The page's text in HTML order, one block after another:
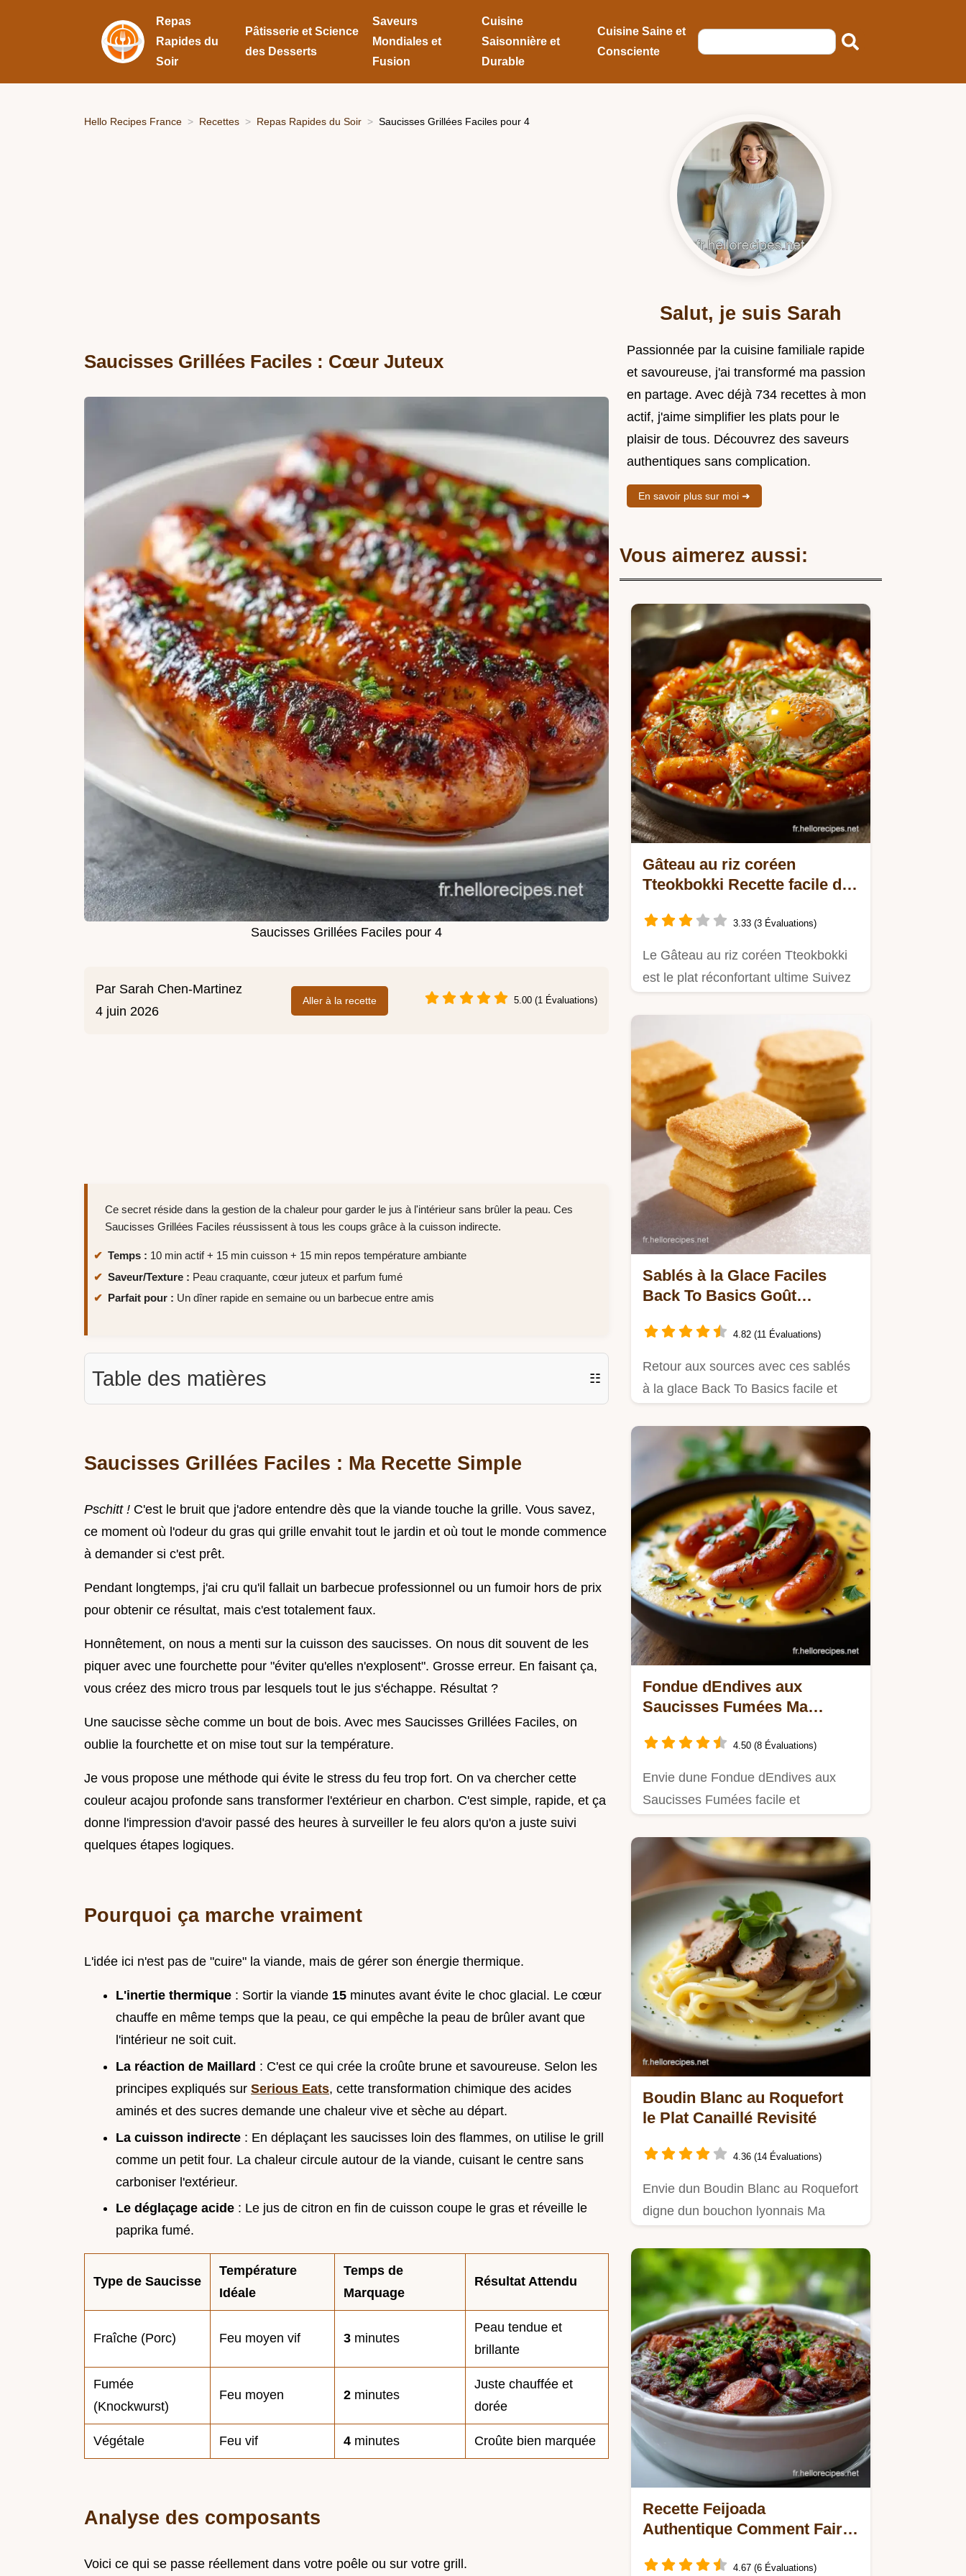
Repas
Rapides du
Soir
Pâtisserie et Science
des Desserts
Saveurs
Mondiales et
Fusion
Cuisine
Saisonnière et
Durable
Cuisine Saine et
Consciente
Hello Recipes France Recettes Repas Rapides du Soir Saucisses Grillées Faciles pour 4
Saucisses Grillées Faciles : Cœur Juteux
Saucisses Grillées Faciles pour 4
Par Sarah Chen-Martinez
4 juin 2026
Aller à la recette 5.00 (1 Évaluations)
Ce secret réside dans la gestion de la chaleur pour garder le jus à l'intérieur sans brûler la peau. Ces
Saucisses Grillées Faciles réussissent à tous les coups grâce à la cuisson indirecte.
Temps : 10 min actif + 15 min cuisson + 15 min repos température ambiante
Saveur/Texture : Peau craquante, cœur juteux et parfum fumé
Parfait pour : Un dîner rapide en semaine ou un barbecue entre amis
Table des matières ☷
Saucisses Grillées Faciles : Ma Recette Simple
Pschitt ! C'est le bruit que j'adore entendre dès que la viande touche la grille. Vous savez,
ce moment où l'odeur du gras qui grille envahit tout le jardin et où tout le monde commence
à demander si c'est prêt.
Pendant longtemps, j'ai cru qu'il fallait un barbecue professionnel ou un fumoir hors de prix
pour obtenir ce résultat, mais c'est totalement faux.
Honnêtement, on nous a menti sur la cuisson des saucisses. On nous dit souvent de les
piquer avec une fourchette pour "éviter qu'elles n'explosent". Grosse erreur. En faisant ça,
vous créez des micro trous par lesquels tout le jus s'échappe. Résultat ?
Une saucisse sèche comme un bout de bois. Avec mes Saucisses Grillées Faciles, on
oublie la fourchette et on mise tout sur la température.
Je vous propose une méthode qui évite le stress du feu trop fort. On va chercher cette
couleur acajou profonde sans transformer l'extérieur en charbon. C'est simple, rapide, et ça
donne l'impression d'avoir passé des heures à surveiller le feu alors qu'on a juste suivi
quelques étapes logiques.
Pourquoi ça marche vraiment
L'idée ici n'est pas de "cuire" la viande, mais de gérer son énergie thermique.
L'inertie thermique : Sortir la viande 15 minutes avant évite le choc glacial. Le cœur
chauffe en même temps que la peau, ce qui empêche la peau de brûler avant que
l'intérieur ne soit cuit.
La réaction de Maillard : C'est ce qui crée la croûte brune et savoureuse. Selon les
principes expliqués sur Serious Eats, cette transformation chimique des acides
aminés et des sucres demande une chaleur vive et sèche au départ.
La cuisson indirecte : En déplaçant les saucisses loin des flammes, on utilise le grill
comme un petit four. La chaleur circule autour de la viande, cuisant le centre sans
carboniser l'extérieur.
Le déglaçage acide : Le jus de citron en fin de cuisson coupe le gras et réveille le
paprika fumé.
Type de Saucisse
Température
Idéale
Temps de
Marquage
Résultat Attendu
Fraîche (Porc) Feu moyen vif 3 minutes
Peau tendue et
brillante
Fumée
(Knockwurst)
Feu moyen 2 minutes
Juste chauffée et
dorée
Végétale Feu vif 4 minutes Croûte bien marquée
Analyse des composants
Voici ce qui se passe réellement dans votre poêle ou sur votre grill.
Salut, je suis Sarah
Passionnée par la cuisine familiale rapide
et savoureuse, j'ai transformé ma passion
en partage. Avec déjà 734 recettes à mon
actif, j'aime simplifier les plats pour le
plaisir de tous. Découvrez des saveurs
authentiques sans complication.
En savoir plus sur moi ➜
Vous aimerez aussi:
Gâteau au riz coréen
Tteokbokki Recette facile de
3.33 (3 Évaluations)
Le Gâteau au riz coréen Tteokbokki
est le plat réconfortant ultime Suivez
Sablés à la Glace Faciles
Back To Basics Goût
4.82 (11 Évaluations)
Retour aux sources avec ces sablés
à la glace Back To Basics facile et
Fondue dEndives aux
Saucisses Fumées Ma
4.50 (8 Évaluations)
Envie dune Fondue dEndives aux
Saucisses Fumées facile et
dhiver…
Boudin Blanc au Roquefort
le Plat Canaillé Revisité
4.36 (14 Évaluations)
Envie dun Boudin Blanc au Roquefort
digne dun bouchon lyonnais Ma
Recette Feijoada
Authentique Comment Faire
Ragoût Brésilien4.67 (6 Évaluations)